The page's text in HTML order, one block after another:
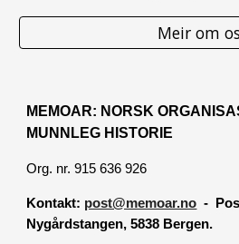
Meir om
MEMOAR: NORSK
MUNNLEG HISTORIE
Org. nr. 915 636 926
Kontakt: post@memoar.no -
Nygårdstangen, 5838 Bergen.